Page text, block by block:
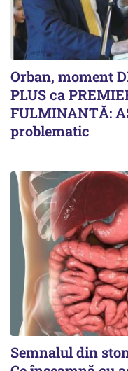
Orban, moment
PLUS ca
FULMINANTĂ:
problematic
Semnalul din